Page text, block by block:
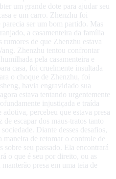
um grande dote para ajudar seu
e um carro. Zhenzhu foi
ser um bom partido. Mas
a casamenteira da família
de que Zhenzhu estava
Zhenzhu tentou confrontar
pela casamenteira e
casa, foi cruelmente insultada
o choque de Zhenzhu, foi
havia engravidado sua
estava tentando urgentemente
injustiçada e traída
percebeu que estava presa
escapar dos maus-tratos tanto
Diante desses desafios,
maneira de retomar o controle de
sobre seu passado. Ela encontrará
o que é seu por direito, ou as
presa em uma teia de